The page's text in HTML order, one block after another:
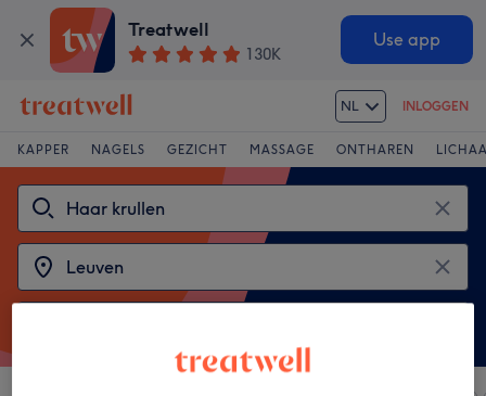
Treatwell
130K
Use app
NL INLOGGEN
KAPPER NAGELS GEZICHT MASSAGE ONTHAREN